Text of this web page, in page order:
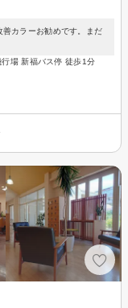
善カラーお勧めです。まだ
場 新福バス停 徒歩1分